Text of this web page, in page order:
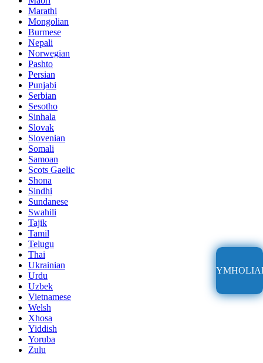
Marathi
Mongolian
Burmese
Nepali
Norwegian
Pashto
Persian
Punjabi
Serbian
Sesotho
Sinhala
Slovak
Slovenian
Somali
Samoan
Scots Gaelic
Shona
Sindhi
Sundanese
Swahili
Tajik
Tamil
Telugu
Thai
Ukrainian
Urdu
Uzbek
Vietnamese
Welsh
Xhosa
Yiddish
Yoruba
Zulu